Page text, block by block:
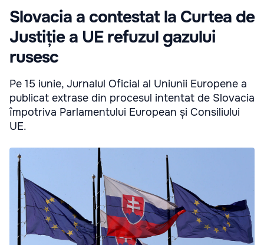
Slovacia a contestat la Curtea de
Justiție a UE refuzul gazului
rusesc
Pe 15 iunie, Jurnalul Oficial al Uniunii Europene a
publicat extrase din procesul intentat de Slovacia
împotriva Parlamentului European și Consiliului
UE.